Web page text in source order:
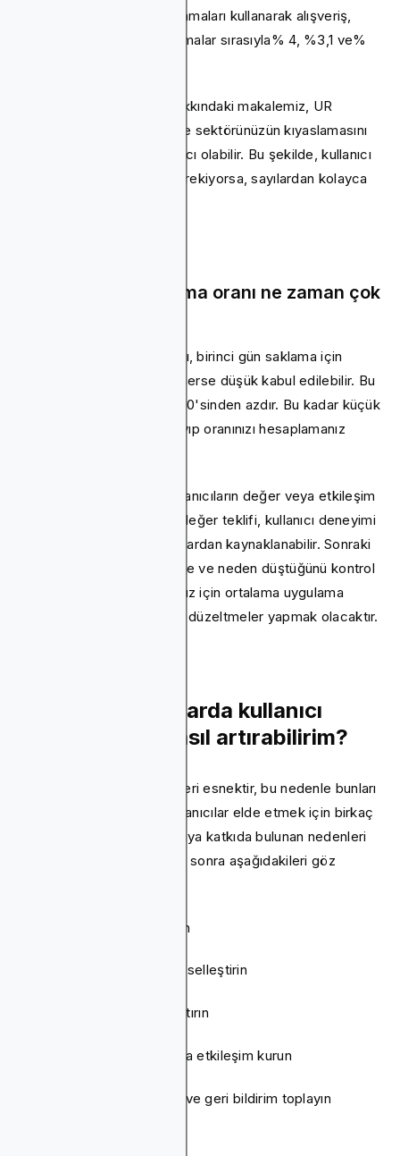
Store'da barındırılan uygulamaları kullanarak alışveriş,
finans ve oyun için kıyaslamalar sırasıyla% 4, %3,1 ve%
Kullanıcı tutma kriterleri hakkındaki makalemiz, UR
izlemeye başlamadan önce sektörünüzün kıyaslamasını
daha iyi anlamanıza yardımcı olabilir. Bu şekilde, kullanıcı
tutma oranını artırmanız gerekiyorsa, sayılardan kolayca
Bir uygulama saklama oranı ne zaman çok
Bir uygulama saklama oranı, birinci gün saklama için
sektör ölçütünün altına düşerse düşük kabul edilebilir. Bu
genellikle ideal ölçütün% 20'sinden azdır. Bu kadar küçük
bir sayı fark ederseniz, kayıp oranınızı hesaplamanız
Yüksek bir kayıp oranı, kullanıcıların değer veya etkileşim
bulamadığını gösterir. Bu, değer teklifi, kullanıcı deneyimi
veya işe alım ile ilgili sorunlardan kaynaklanabilir. Sonraki
adımlar, kullanıcıların nerede ve neden düştüğünü kontrol
etmek ve ardından pazarınız için ortalama uygulama
tutma oranına ulaşmak için düzeltmeler yapmak olacaktır.
Mobil uygulamalarda kullanıcı
tutma oranını nasıl artırabilirim?
Uygulama saklama metrikleri esnektir, bu nedenle bunları
artırmak ve daha sadık kullanıcılar elde etmek için birkaç
şey yapabilirsiniz. Kayıpmaya katkıda bulunan nedenleri
ve faktörleri analiz ettikten sonra aşağıdakileri göz
1. İşe alım sürecini iyileştirin
2. Kullanıcı yolculuğunu kişiselleştirin
3. Etkileşimi ve sadakati artırın
4. Uygulama içi kullanıcılarla etkileşim kurun
5. Sorunsuz destek sunun ve geri bildirim toplayın